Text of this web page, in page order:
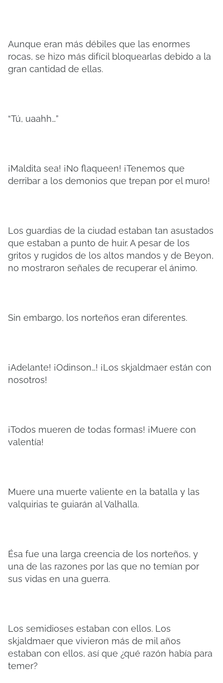
Aunque eran más débiles que las enormes
rocas, se hizo más difícil bloquearlas debido a la
gran cantidad de ellas.
“Tú, uaahh…”
¡Maldita sea! ¡No flaqueen! ¡Tenemos que
derribar a los demonios que trepan por el muro!
Los guardias de la ciudad estaban tan asustados
que estaban a punto de huir. A pesar de los
gritos y rugidos de los altos mandos y de Beyon,
no mostraron señales de recuperar el ánimo.
Sin embargo, los norteños eran diferentes.
¡Adelante! ¡Odinson…! ¡Los skjaldmaer están con
nosotros!
¡Todos mueren de todas formas! ¡Muere con
valentía!
Muere una muerte valiente en la batalla y las
valquirias te guiarán al Valhalla.
Ésa fue una larga creencia de los norteños, y
una de las razones por las que no temían por
sus vidas en una guerra.
Los semidioses estaban con ellos. Los
skjaldmaer que vivieron más de mil años
estaban con ellos, así que ¿qué razón había para
temer?